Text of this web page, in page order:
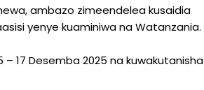
ambazo zimeendelea kusaidia
yenye kuaminiwa na Watanzania.
17 Desemba 2025 na kuwakutanisha